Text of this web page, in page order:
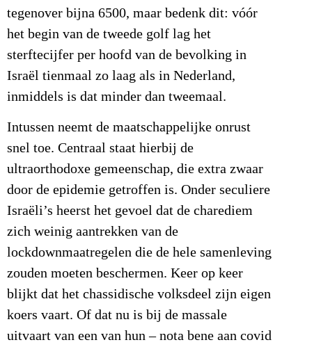
tegenover bijna 6500, maar bedenk dit: vóór
het begin van de tweede golf lag het
sterftecijfer per hoofd van de bevolking in
Israël tienmaal zo laag als in Nederland,
inmiddels is dat minder dan tweemaal.
Intussen neemt de maatschappelijke onrust
snel toe. Centraal staat hierbij de
ultraorthodoxe gemeenschap, die extra zwaar
door de epidemie getroffen is. Onder seculiere
Israëli’s heerst het gevoel dat de charediem
zich weinig aantrekken van de
lockdownmaatregelen die de hele samenleving
zouden moeten beschermen. Keer op keer
blijkt dat het chassidische volksdeel zijn eigen
koers vaart. Of dat nu is bij de massale
uitvaart van een van hun – nota bene aan covid